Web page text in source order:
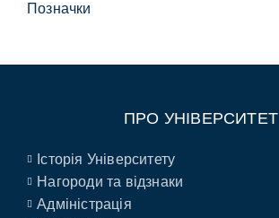
Позначки
ПРО УНІВЕРСИТЕТ
Історія Університету
Нагороди та відзнаки
Адміністрація